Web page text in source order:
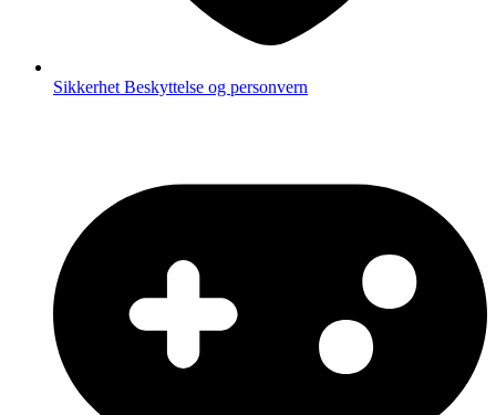
Sikkerhet Beskyttelse og personvern